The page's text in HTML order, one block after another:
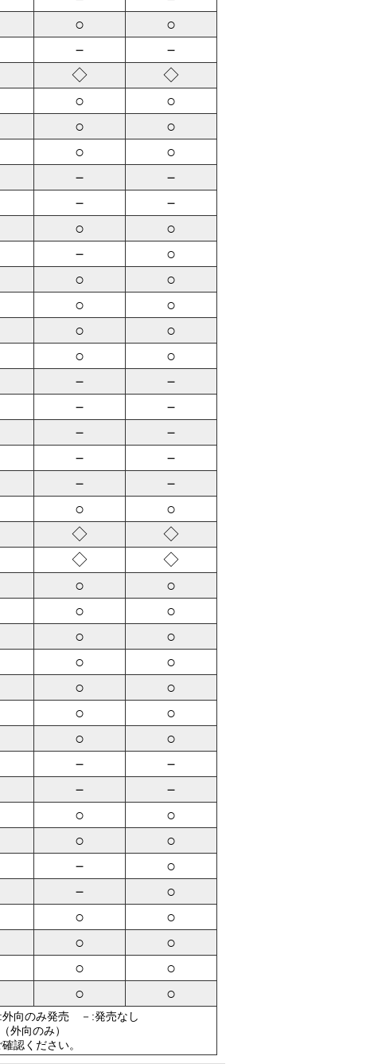
○ ○
－ －
◇ ◇
○ ○
○ ○
○ ○
－ －
－ －
○ ○
－ ○
○ ○
○ ○
○ ○
○ ○
－ －
－ －
－ －
－ －
－ －
○ ○
◇ ◇
◇ ◇
○ ○
○ ○
○ ○
○ ○
○ ○
○ ○
○ ○
－ －
－ －
○ ○
○ ○
－ ○
－ ○
○ ○
○ ○
○ ○
○ ○
向のみ発売 －:発売なし
向のみ）
認ください。